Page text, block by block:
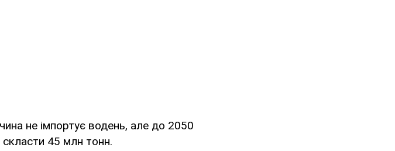
не імпортує водень, але до 2050
45 млн тонн.